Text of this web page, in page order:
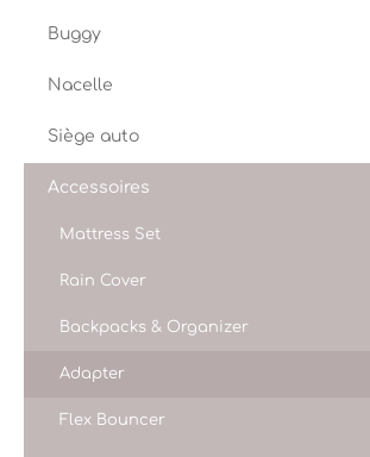
Buggy
Nacelle
Siège auto
Accessoires
Mattress Set
Rain Cover
Backpacks & Organizer
Adapter
Flex Bouncer